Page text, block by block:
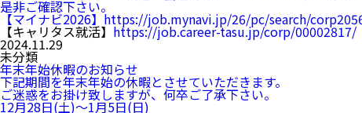
是非ご確認下さい。
【マイナビ2026】https://job.mynavi.jp/26/pc/search/
【キャリタス就活】 https://job.career-tasu.jp/corp/00002817/
2024.11.29
未分類
年末年始休暇のお知らせ
下記期間を年末年始の休暇とさせていただきます。
ご迷惑をお掛け致しますが、何卒ご了承下さい。
12月28日(土)～1月5日(日)